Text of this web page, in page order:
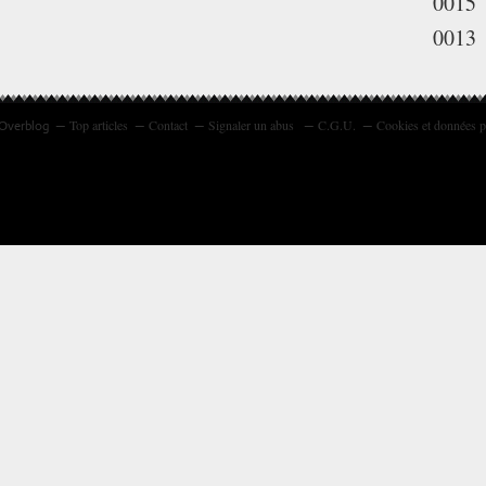
0013
Top articles Contact Signaler un abus C.G.U. Cookies et données